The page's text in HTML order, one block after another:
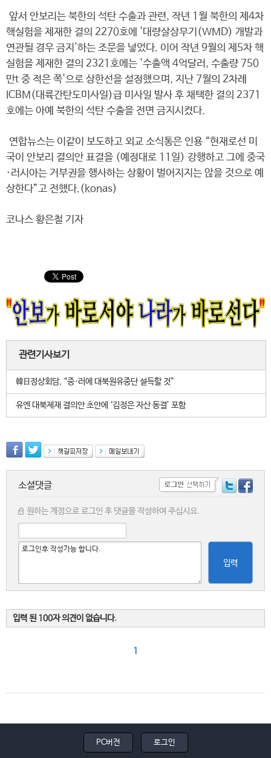
앞서 안보리는 북한의 석탄 수출과 관련, 작년 1월 북한의 제4차
핵실험을 제재한 결의 2270호에 '대량살상무기(WMD) 개발과
연관될 경우 금지'하는 조문을 넣었다. 이어 작년 9월의 제5차 핵
실험을 제재한 결의 2321호에는 '수출액 4억달러, 수출량 750
만t 중 적은 쪽'으로 상한선을 설정했으며, 지난 7월의 2차례
ICBM(대륙간탄도미사일)급 미사일 발사 후 채택한 결의 2371
호에는 아예 북한의 석탄 수출을 전면 금지시켰다.
연합뉴스는 이같이 보도하고 외교 소식통은 인용 “현재로선 미
국이 안보리 결의안 표결을 (예정대로 11일) 강행하고 그에 중국
·러시아는 거부권을 행사하는 상황이 벌어지지는 않을 것으로 예
상한다”고 전했다.(konas)
코나스 황은철 기자
관련기사보기
韓日정상회담, “중·러에 대북원유중단 설득할 것”
유엔 대북제재 결의안 초안에 ‘김정은 자산 동결’ 포함
소셜댓글
원하는 계정으로 로그인 후 댓글을 작성하여 주십시요.
입력
입력 된 100자 의견이 없습니다.
1
PC버전 로그인